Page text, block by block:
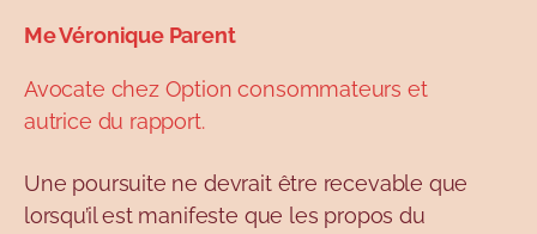
Me Véronique Parent
Avocate chez Option consommateurs et
autrice du rapport.
Une poursuite ne devrait être recevable que
lorsqu’il est manifeste que les propos du